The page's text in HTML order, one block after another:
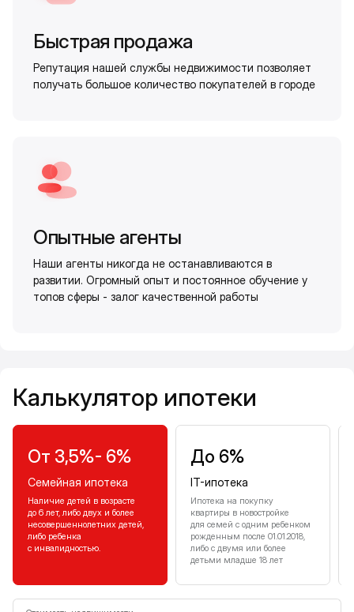
Быстрая продажа
Репутация нашей службы недвижимости позволяет
получать большое количество покупателей в городе
Опытные агенты
Наши агенты никогда не останавливаются в
развитии. Огромный опыт и постоянное обучение у
топов сферы - залог качественной работы
Калькулятор ипотеки
От 3,5%- 6%
Семейная ипотека
Наличие детей в возрасте
до 6 лет, либо двух и более
несовершеннолетних детей,
либо ребенка
с инвалидностью.
До 6%
IT-ипотека
Ипотека на покупку
квартиры в новостройке
для семей с одним ребенком
рожденным после 01.01.2018,
либо с двумя или более
детьми младше 18 лет